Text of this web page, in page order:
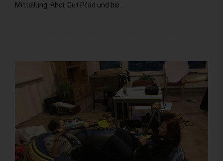
Mitteilung. Ahoi, Gut Pfad und bis…